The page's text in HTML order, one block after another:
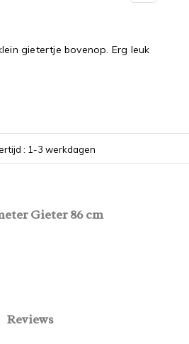
gietertje bovenop. Erg leuk
: 1-3 werkdagen
Gieter 86 cm
Reviews